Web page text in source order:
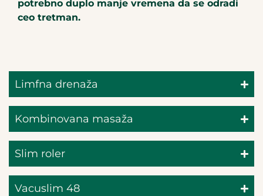
potrebno duplo manje vremena da se odradi
ceo tretman.
Limfna drenaža
Kombinovana masaža
Slim roler
Vacuslim 48